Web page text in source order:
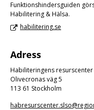
Funktionshindersguiden
Habilitering & Hälsa.
habilitering.se
Adress
Habiliteringens resurscenter
Olivecronas väg 5
113 61 Stockholm